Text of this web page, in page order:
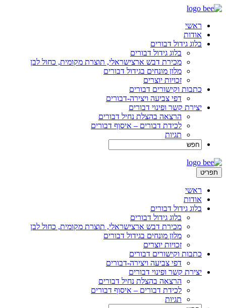
ראשי
אודות
בלוג גידול דבורים
בלוג גידול דבורים
מכירת דבש ארצישראלי, תוצרת מקומית, כחול לבן
מלון מונחים בגידול דבורים
זכויות יוצרים
כתבות וקישורים דבורים
דפי צביעה ויצירה-דבורים
יצירת קשר ופינוי דבורים
הרצאה בהצלת נחיל דבורים
לכידת דבורים – איסוף דבורים
תגיות
תפריט
ראשי
אודות
בלוג גידול דבורים
בלוג גידול דבורים
מכירת דבש ארצישראלי, תוצרת מקומית, כחול לבן
מלון מונחים בגידול דבורים
זכויות יוצרים
כתבות וקישורים דבורים
דפי צביעה ויצירה-דבורים
יצירת קשר ופינוי דבורים
הרצאה בהצלת נחיל דבורים
לכידת דבורים – איסוף דבורים
תגיות